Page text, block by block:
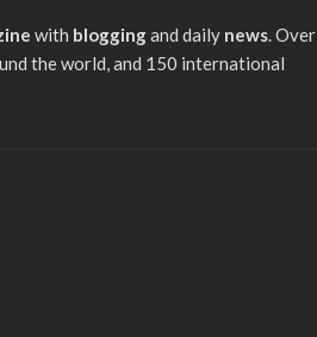
with bloggingand daily news. Over
the world, and 150 international